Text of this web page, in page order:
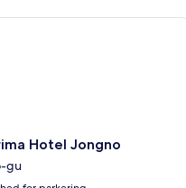
Hotel Jongno
gu
Hotel Jongno